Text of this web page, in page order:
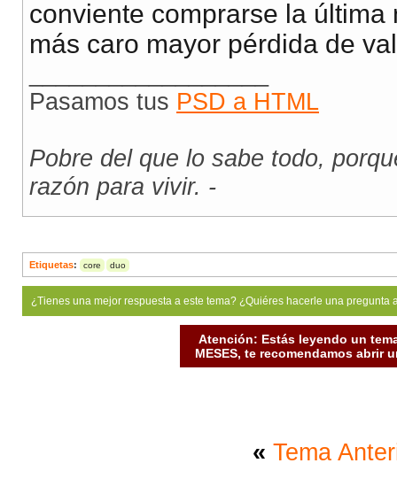
conviente comprarse la
más caro mayor pérdida de
Pasamos tus PSD a HTML
Pobre del que lo sabe todo,
razón para vivir. -
Etiquetas: core duo
¿Tienes una mejor respuesta a este tema? ¿Quiéres hacerle una
Atención: Estás leyendo un
MESES, te recomendamos abrir
« Tema